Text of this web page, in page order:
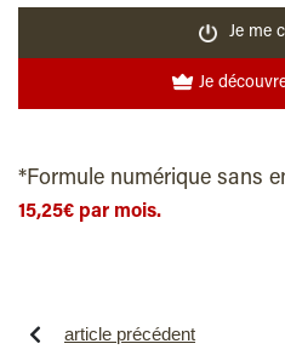
Je me
*Formule numérique sans
15,25€ par mois.
article précédent